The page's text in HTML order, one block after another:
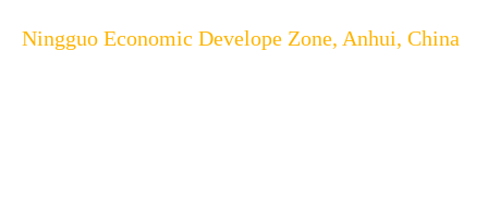
Ningguo Economic Develope Zone, Anhui, China